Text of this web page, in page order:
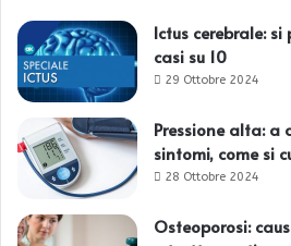
Ictus cerebrale:
casi su 10
29 Ottobre 2024
Pressione alta: a
sintomi, come si
28 Ottobre 2024
Osteoporosi: